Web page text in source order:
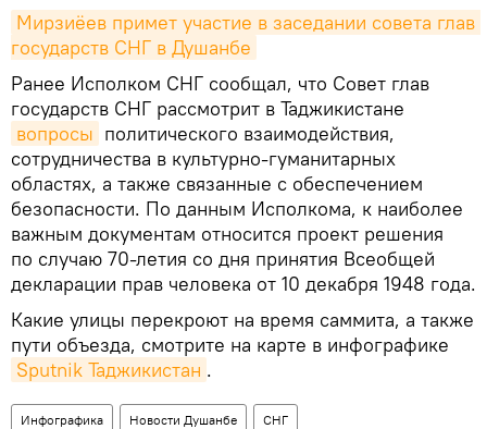
Мирзиёев примет участие в заседании совета глав
государств СНГ в Душанбе
Ранее Исполком СНГ сообщал, что Совет глав
государств СНГ рассмотрит в Таджикистане
вопросы политического взаимодействия,
сотрудничества в культурно-гуманитарных
областях, а также связанные с обеспечением
безопасности. По данным Исполкома, к наиболее
важным документам относится проект решения
по случаю 70-летия со дня принятия Всеобщей
декларации прав человека от 10 декабря 1948 года.
Какие улицы перекроют на время саммита, а также
пути объезда, смотрите на карте в инфографике
Sputnik Таджикистан .
Инфографика Новости Душанбе СНГ